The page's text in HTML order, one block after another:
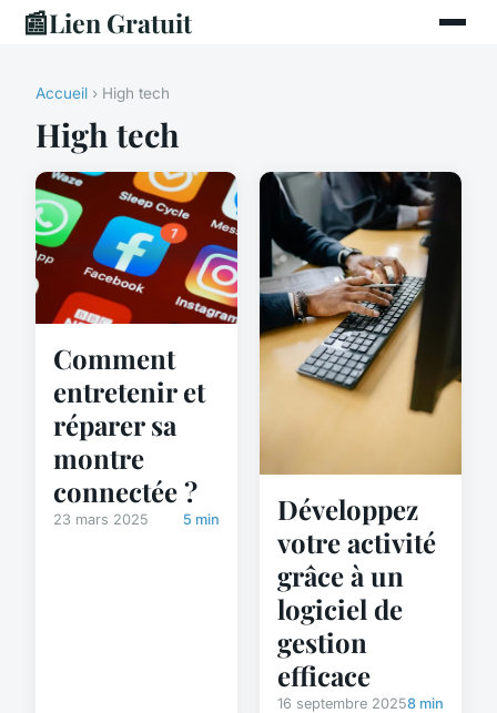
📰Lien Gratuit
Accueil › High tech
High tech
Comment
entretenir et
réparer sa
montre
connectée ?
23 mars 2025 5 min
Développez
votre activité
grâce à un
logiciel de
gestion
efficace
16 septembre 20258 min